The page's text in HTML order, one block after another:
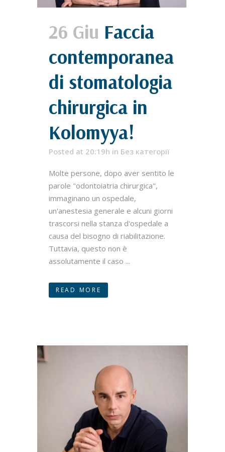
26 Giu Faccia
contemporanea
di stomatologia
chirurgica in
Kolomyya!
Posted at 20:19h in Без категорії
Molte persone, dopo aver sentito le
parole "odontoiatria chirurgica",
immaginano un ospedale,
un'anestesia generale e alcuni giorni
trascorsi nella stanza d'ospedale a
causa del bisogno di riabilitazione.
Tuttavia, questo non è
assolutamente il caso ...
READ MORE